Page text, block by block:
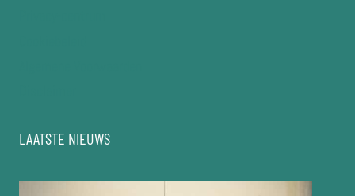
LAATSTE NIEUWS